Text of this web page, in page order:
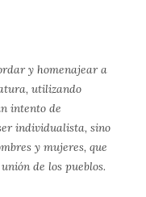
y homenajear a
utilizando
intento de
individualista, sino
y mujeres, que
de los pueblos.